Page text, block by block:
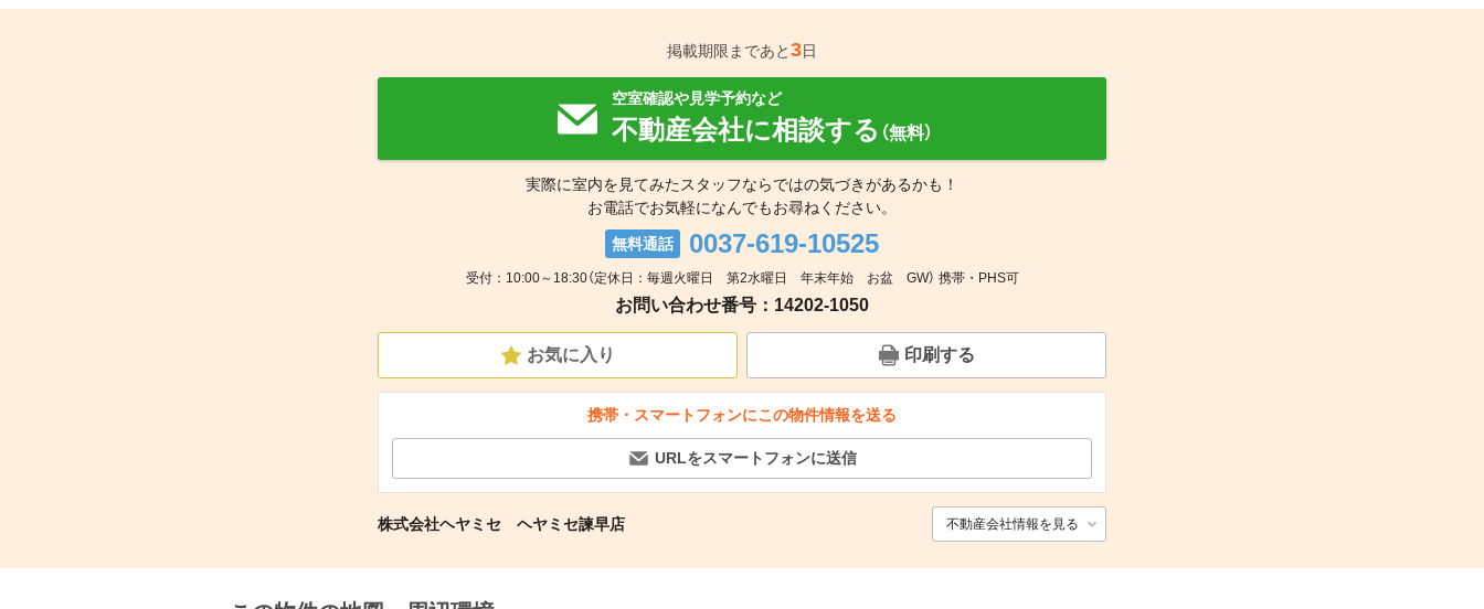
掲載期限まであと3日
空室確認や見学予約など
不動産会社に相談する （無料）
実際に室内を見てみたスタッフならではの気づきがあるかも！
お電話でお気軽になんでもお尋ねください。
無料通話 0037-619-10525
受付：10:00～18:30（定休日：毎週火曜日 第2水曜日 年末年始 お盆 GW） 携帯・PHS可
お問い合わせ番号：14202-1050
お気に入り 印刷する
携帯・スマートフォンにこの物件情報を送る
URLをスマートフォンに送信
株式会社ヘヤミセ ヘヤミセ諫早店 不動産会社情報を見る